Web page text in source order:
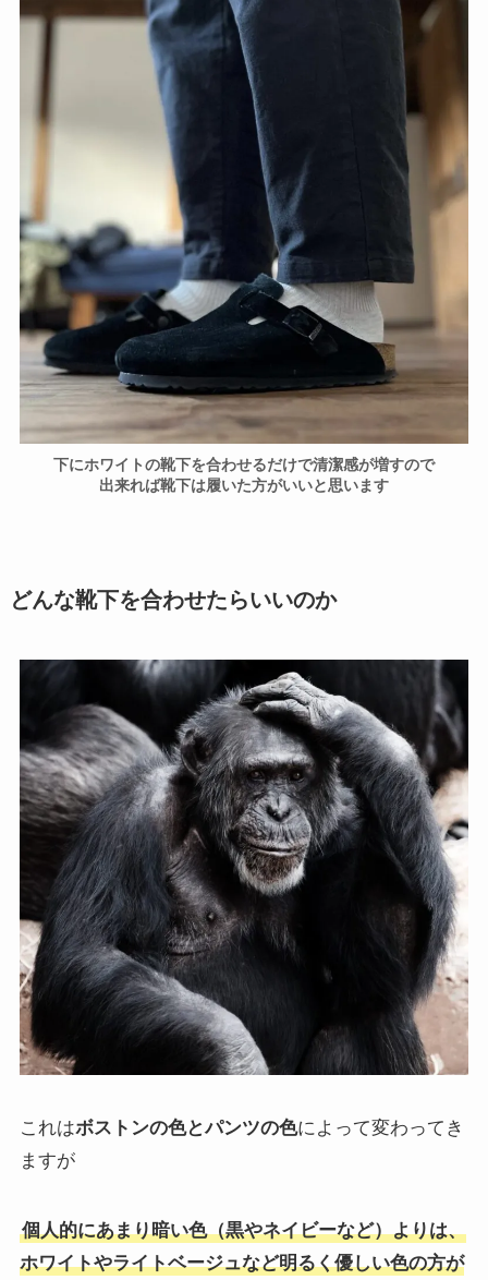
下にホワイトの靴下を合わせるだけで清潔感が増すので
出来れば靴下は履いた方がいいと思います
どんな靴下を合わせたらいいのか
これはボストンの色とパンツの色によって変わってき
ますが
個人的にあまり暗い色（黒やネイビーなど）よりは、
ホワイトやライトベージュなど明るく優しい色の方が